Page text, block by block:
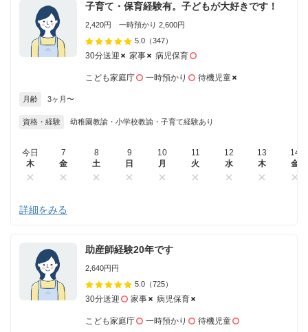
子育て・保育経験有。子どもが大好きです！
2,420円 一時預かり 2,600円
5.0 （347）
30分送迎 家事 病児保育
こども家庭庁 一時預かり 待機児童
月齢 3ヶ月〜
資格・経験 幼稚園教諭・小学校教諭・子育て経験あり
今日
木
7
金
8
土
9
日
10
月
11
火
12
水
13
木
14
金
詳細をみる
助産師経験20年です
2,640円円
5.0 （725）
30分送迎 家事 病児保育
こども家庭庁 一時預かり 待機児童